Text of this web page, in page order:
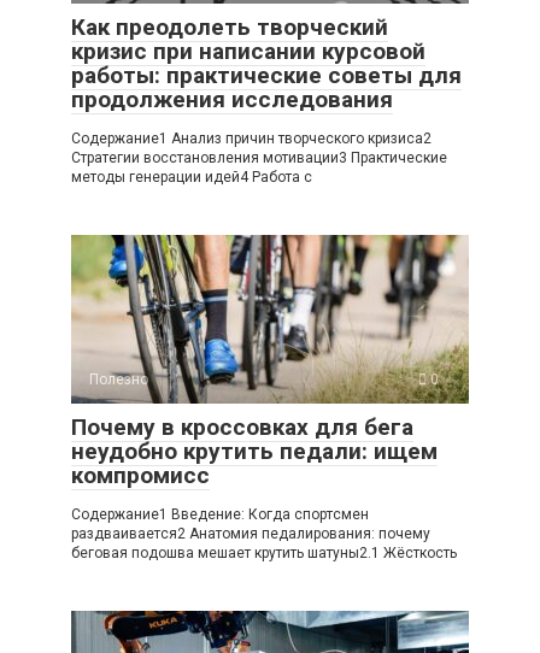
Как преодолеть творческий
кризис при написании курсовой
работы: практические советы для
продолжения исследования
Содержание1 Анализ причин творческого кризиса2
Стратегии восстановления мотивации3 Практические
методы генерации идей4 Работа с
Полезно 0
Почему в кроссовках для бега
неудобно крутить педали: ищем
компромисс
Содержание1 Введение: Когда спортсмен
раздваивается2 Анатомия педалирования: почему
беговая подошва мешает крутить шатуны2.1 Жёсткость